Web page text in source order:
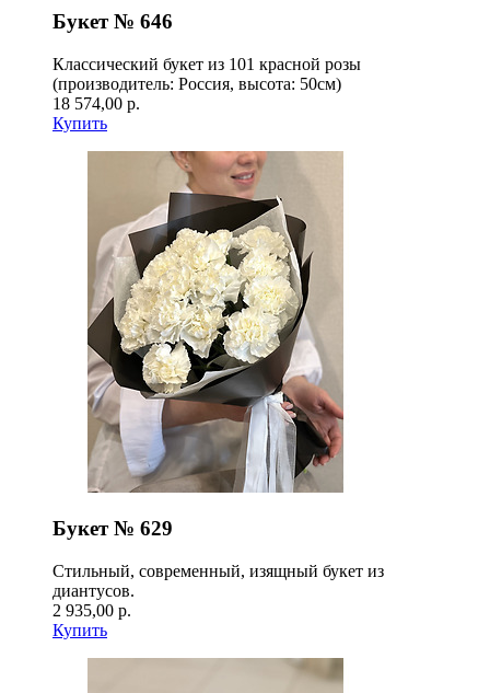
Букет № 646
Классический букет из 101 красной розы
(производитель: Россия, высота: 50см)
18 574,00 р.
Купить
Букет № 629
Стильный, современный, изящный букет из
диантусов.
2 935,00 р.
Купить